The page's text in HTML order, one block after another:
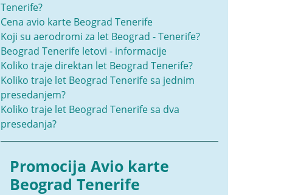
Tenerife?
Cena avio karte Beograd Tenerife
Koji su aerodromi za let Beograd - Tenerife?
Beograd Tenerife letovi - informacije
Koliko traje direktan let Beograd Tenerife?
Koliko traje let Beograd Tenerife sa jednim
presedanjem?
Koliko traje let Beograd Tenerife sa dva
presedanja?
Promocija Avio karte
Beograd Tenerife